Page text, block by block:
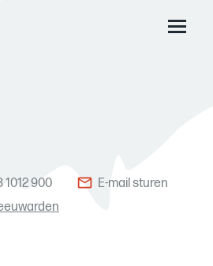
Main
1012 900
E-mail sturen